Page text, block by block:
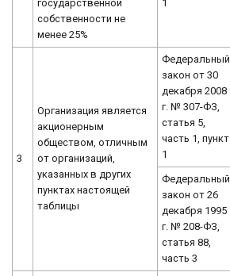
государственной
собственности не
менее 25%
1
3
Организация является
акционерным
обществом, отличным
от организаций,
указанных в других
пунктах настоящей
таблицы
Федеральный
закон от 30
декабря 2008
г. № 307-ФЗ,
статья 5,
часть 1, пункт
1
Федеральный
закон от 26
декабря 1995
г. № 208-ФЗ,
статья 88,
часть 3